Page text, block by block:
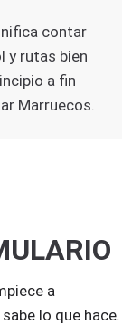
contar
y rutas bien
a fin
Marruecos.
a
lo que hace.